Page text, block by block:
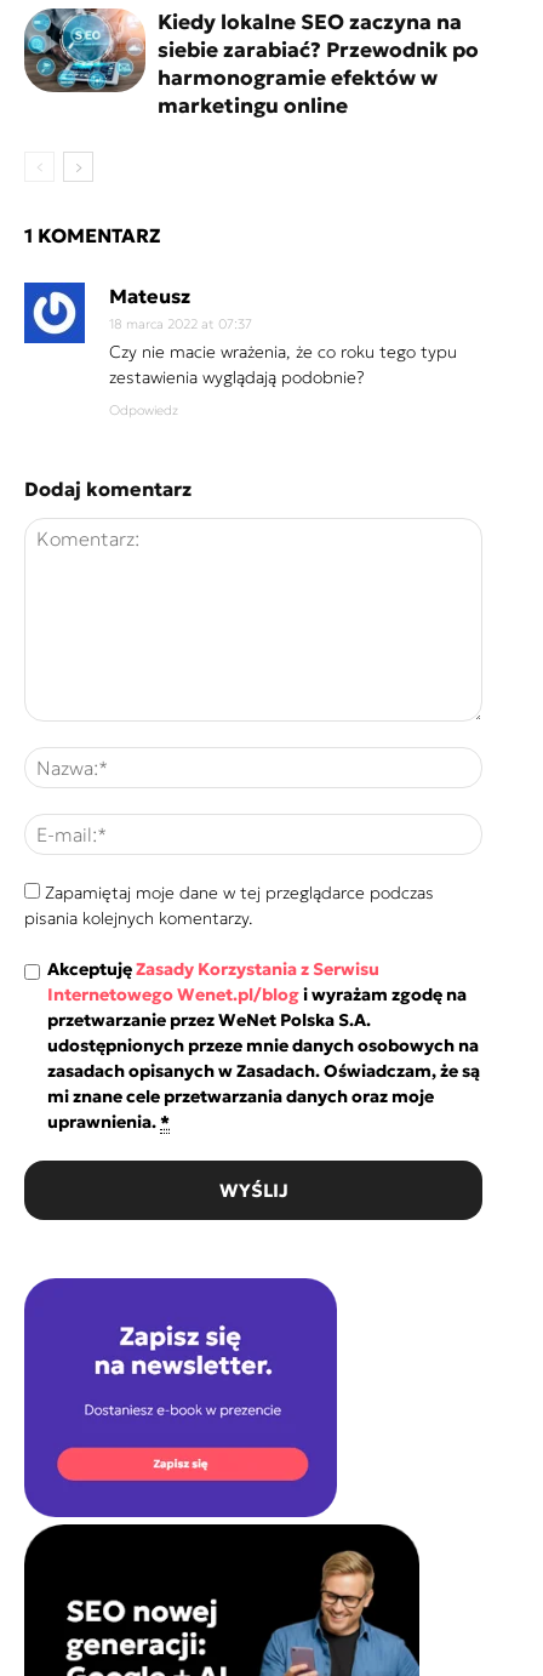
Kiedy lokalne SEO zaczyna na
siebie zarabiać? Przewodnik po
harmonogramie efektów w
marketingu online
1 KOMENTARZ
Mateusz
18 marca 2022 at 07:37
Czy nie macie wrażenia, że co roku tego typu
zestawienia wyglądają podobnie?
Odpowiedz
Dodaj komentarz
Zapamiętaj moje dane w tej przeglądarce podczas
pisania kolejnych komentarzy.
AkceptujęZasady Korzystania z Serwisu
Internetowego Wenet.pl/blogi wyrażam zgodę na
przetwarzanie przez WeNet Polska S.A.
udostępnionych przeze mnie danych osobowych na
zasadach opisanych w Zasadach. Oświadczam, że są
mi znane cele przetwarzania danych oraz moje
uprawnienia.*